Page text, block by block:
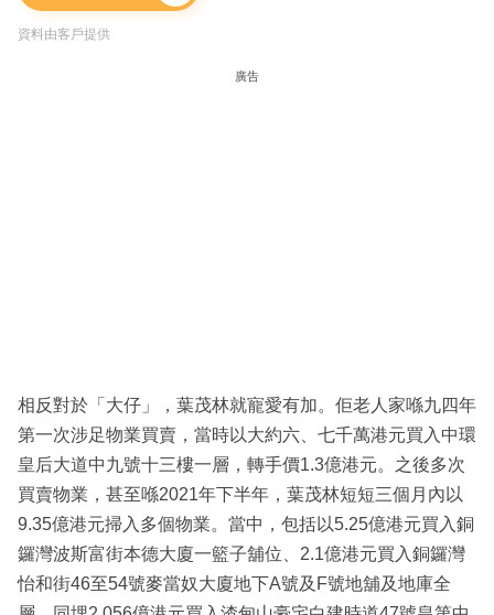
資料由客戶提供
廣告
相反對於「大仔」，葉茂林就寵愛有加。佢老人家喺九四年
第一次涉足物業買賣，當時以大約六、七千萬港元買入中環
皇后大道中九號十三樓一層，轉手價1.3億港元。之後多次
買賣物業，甚至喺2021年下半年，葉茂林短短三個月內以
9.35億港元掃入多個物業。當中，包括以5.25億港元買入銅
鑼灣波斯富街本德大廈一籃子舖位、2.1億港元買入銅鑼灣
怡和街46至54號麥當奴大廈地下A號及F號地舖及地庫全